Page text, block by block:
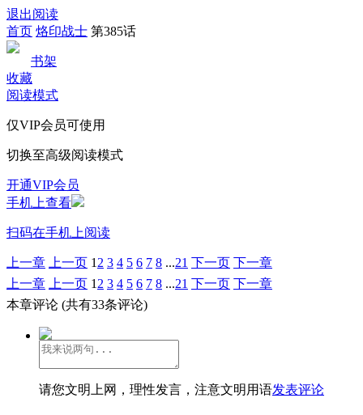
退出阅读
首页 烙印战士 第385话
书架
收藏
阅读模式
仅VIP会员可使用
切换至高级阅读模式
开通VIP会员
手机上查看
扫码在手机上阅读
上一章 上一页 1 2 3 4 5 6 7 8 ...21 下一页 下一章
上一章
上一页 1 2 3 4 5 6 7 8 ...21 下一页 下一章
本章评论 (共有33条评论)
请您文明上网，理性发言，注意文明用语发表评论